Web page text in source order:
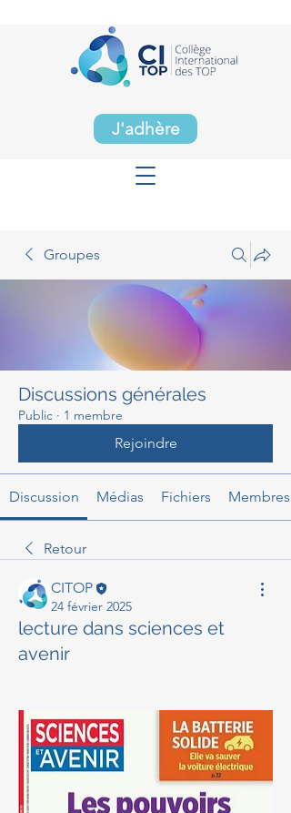
J'adhère
Groupes
Discussions générales
Public · 1 membre
Rejoindre
Discussion Médias Fichiers Membres
Retour
CITOP
24 février 2025
lecture dans sciences et
avenir